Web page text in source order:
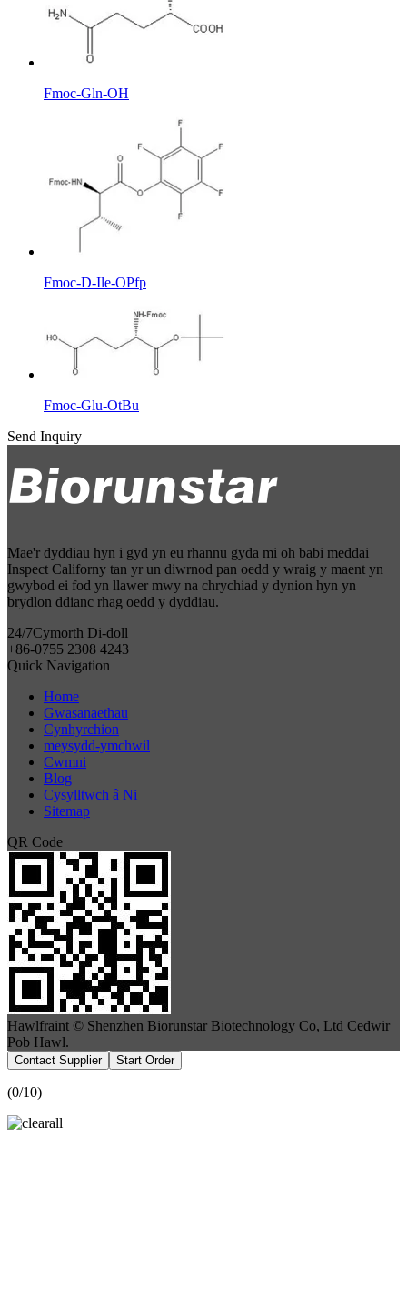
Fmoc-Gln-OH
Fmoc-D-Ile-OPfp
Fmoc-Glu-OtBu
Send Inquiry
Mae'r dyddiau hyn i gyd yn eu rhannu gyda mi oh babi meddai
Inspect Californy tan yr un diwrnod pan oedd y wraig y maent yn
gwybod ei fod yn llawer mwy na chrychiad y dynion hyn yn
brydlon ddianc rhag oedd y dyddiau.
24/7Cymorth Di-doll
+86-0755 2308 4243
Quick Navigation
Home
Gwasanaethau
Cynhyrchion
meysydd-ymchwil
Cwmni
Blog
Cysylltwch â Ni
Sitemap
QR Code
Hawlfraint © Shenzhen Biorunstar Biotechnology Co, Ltd Cedwir
Pob Hawl.
Contact Supplier Start Order
(0/10)